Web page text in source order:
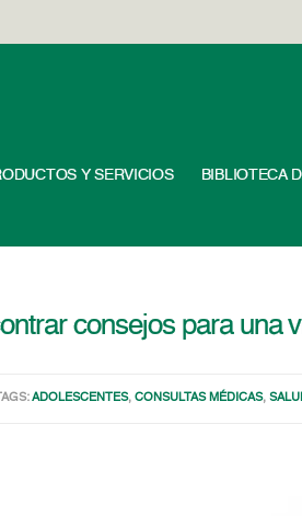
Y SERVICIOS BIBLIOTECA
consejos para una
TAGS:ADOLESCENTES,CONSULTAS MÉDICAS,